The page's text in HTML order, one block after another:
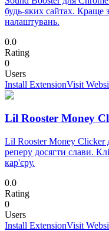
будь-яких сайтах. Краще
налаштувань.
0.0
Rating
0
Users
Install ExtensionVisit
Lil Rooster Money
Lil Rooster Money Clicker
реперу досягти слави.
кар'єру.
0.0
Rating
0
Users
Install ExtensionVisit